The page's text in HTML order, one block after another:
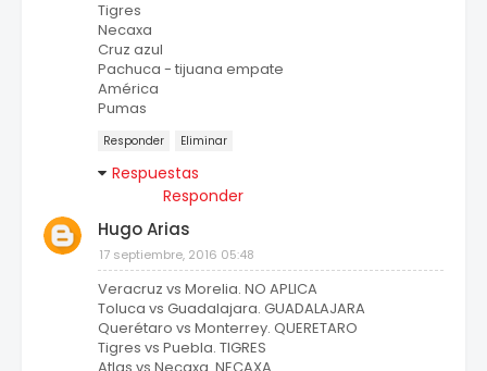
Tigres
Necaxa
Cruz azul
Pachuca - tijuana empate
América
Pumas
Responder Eliminar
Respuestas
Responder
Hugo Arias
17 septiembre, 2016 05:48
Veracruz vs Morelia. NO APLICA
Toluca vs Guadalajara. GUADALAJARA
Querétaro vs Monterrey. QUERETARO
Tigres vs Puebla. TIGRES